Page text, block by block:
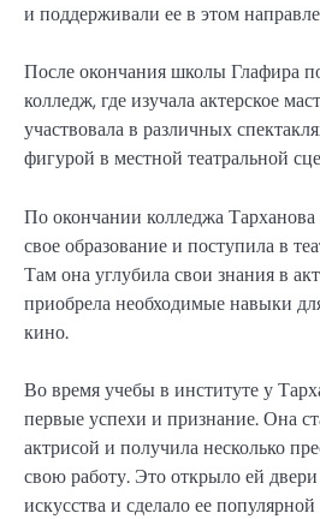
и поддерживали ее в этом
После окончания школы Глафира
колледж, где изучала актерское
участвовала в различных
фигурой в местной театральной
По окончании колледжа
свое образование и поступила в
Там она углубила свои знания в
приобрела необходимые навыки
кино.
Во время учебы в институте у
первые успехи и признание. Она
актрисой и получила несколько
свою работу. Это открыло ей
искусства и сделало ее